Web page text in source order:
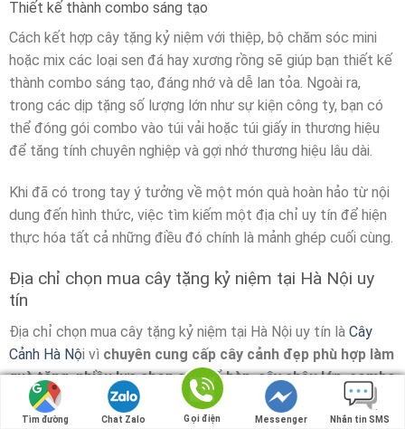
Thiết kế thành combo sáng tạo
Cách kết hợp cây tặng kỷ niệm với thiệp, bộ chăm sóc mini
hoặc mix các loại sen đá hay xương rồng sẽ giúp bạn thiết kế
thành combo sáng tạo, đáng nhớ và dễ lan tỏa. Ngoài ra,
trong các dịp tặng số lượng lớn như sự kiện công ty, bạn có
thể đóng gói combo vào túi vải hoặc túi giấy in thương hiệu
để tăng tính chuyên nghiệp và gợi nhớ thương hiệu lâu dài.
Khi đã có trong tay ý tưởng về một món quà hoàn hảo từ nội
dung đến hình thức, việc tìm kiếm một địa chỉ uy tín để hiện
thực hóa tất cả những điều đó chính là mảnh ghép cuối cùng.
Địa chỉ chọn mua cây tặng kỷ niệm tại Hà Nội uy
tín
Địa chỉ chọn mua cây tặng kỷ niệm tại Hà Nội uy tín là Cây
Cảnh Hà Nội vì chuyên cung cấp cây cảnh đẹp phù hợp làm
quà tặng, nhiều lựa chọn cây để bàn, cây chậu lớn, combo
trang trí, hỗ trợ chọn cây theo ý nghĩa và nhu cầu sử
dụng, có sẵn dịch vụ gói quà, ghi thiệp, tư vấn mẫu chậu
Tìm đường Chat Zalo Gọi điện Messenger Nhắn tin SMS
Tìm đường Chat Zalo Gọi điện Messenger Nhắn tin SMS